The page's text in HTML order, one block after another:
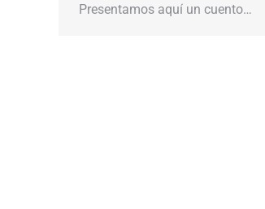
Presentamos aquí un cuento…